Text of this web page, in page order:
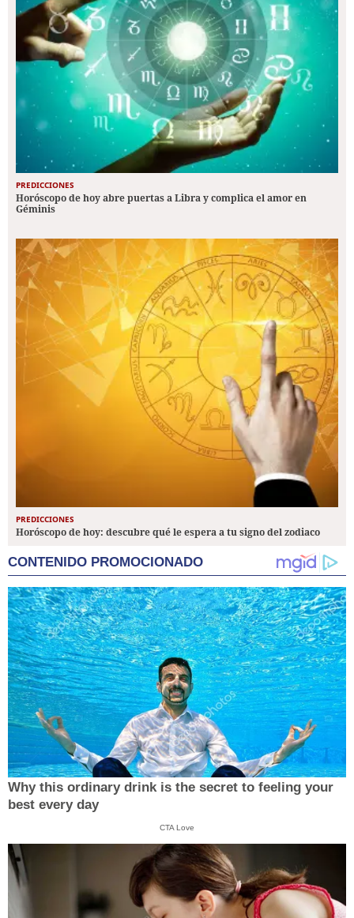
PREDICCIONES
Horóscopo de hoy abre puertas a Libra y complica el amor en
Géminis
PREDICCIONES
Horóscopo de hoy: descubre qué le espera a tu signo del zodiaco
CONTENIDO PROMOCIONADO
Why this ordinary drink is the secret to feeling your
best every day
CTA Love